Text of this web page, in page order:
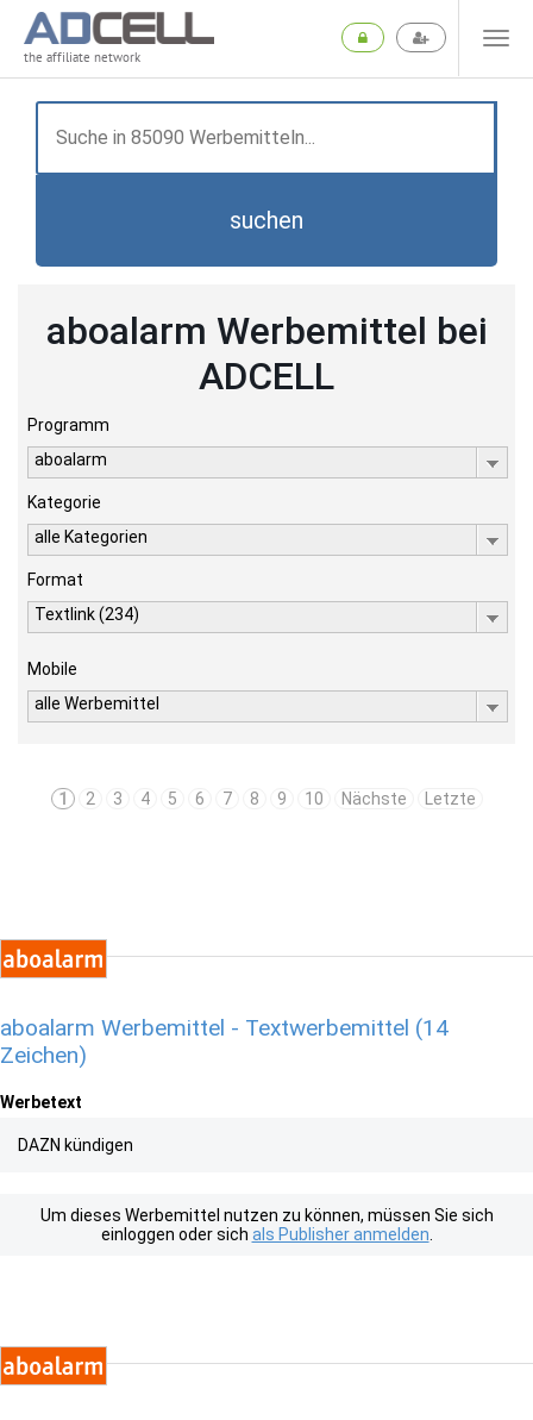
the affiliate network
suchen
aboalarm Werbemittel bei
ADCELL
Programm
aboalarm
Kategorie
alle Kategorien
Format
Textlink (234)
Mobile
alle Werbemittel
1 2 3 4 5 6 7 8 9 10 Nächste Letzte
aboalarm Werbemittel - Textwerbemittel (14
Zeichen)
Werbetext
DAZN kündigen
Um dieses Werbemittel nutzen zu können, müssen Sie sich
einloggen oder sich als Publisher anmelden